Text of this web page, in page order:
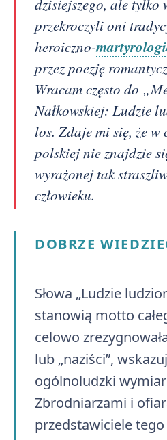
dzisiejszego, ale tylko
przekroczyli oni
heroiczno-
przez poezję
Wracam często do
Nałkowskiej: Ludzie
los. Zdaje mi się, że w
polskiej nie znajdzie
wyrażonej tak
człowieku.
DOBRZE
Słowa „Ludzie
stanowią motto
celowo
lub „naziści”,
ogólnoludzki
Zbrodniarzami i
przedstawiciele